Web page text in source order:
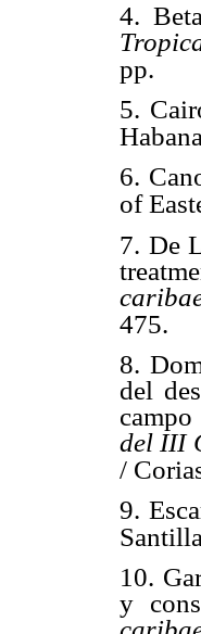
4.
pp.
5.
6.
of
7. De
475.
8.
del
del III
/
9.
10.
y